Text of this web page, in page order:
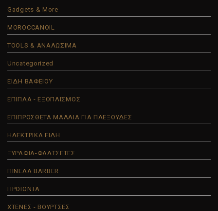
Gadgets & More
MOROCCANOIL
TOOLS & ΑΝΑΛΩΣΙΜΑ
Uncategorized
ΕΙΔΗ ΒΑΦΕΙΟΥ
ΕΠΙΠΛΑ - ΕΞΟΠΛΙΣΜΟΣ
ΕΠΙΠΡΟΣΘΕΤΑ ΜΑΛΛΙΑ ΓΙΑ ΠΛΕΞΟΥΔΕΣ
ΗΛΕΚΤΡΙΚΑ ΕΙΔΗ
ΞΥΡΑΦΙΑ-ΦΑΛΤΣΕΤΕΣ
ΠΙΝΕΛΑ BARBER
ΠΡΟΙΟΝΤΑ
ΧΤΕΝΕΣ - ΒΟΥΡΤΣΕΣ